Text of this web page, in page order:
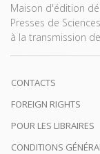
Maison d'édition
Presses de
à la transmission
CONTACTS
FOREIGN RIGHTS
POUR LES LIBRAIRES
CONDITIONS